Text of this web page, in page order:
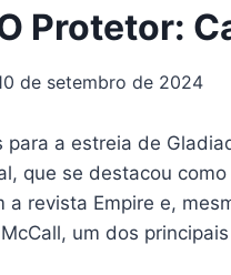
Protetor:
de setembro de 2024
para a estreia de
que se destacou
a revista Empire e,
um dos